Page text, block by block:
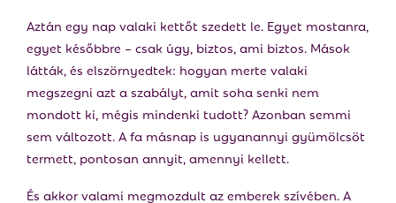
Aztán egy nap valaki kettőt szedett le. Egyet mostanra,
egyet későbbre – csak úgy, biztos, ami biztos. Mások
látták, és elszörnyedtek: hogyan merte valaki
megszegni azt a szabályt, amit soha senki nem
mondott ki, mégis mindenki tudott? Azonban semmi
sem változott. A fa másnap is ugyanannyi gyümölcsöt
termett, pontosan annyit, amennyi kellett.
És akkor valami megmozdult az emberek szívében. A